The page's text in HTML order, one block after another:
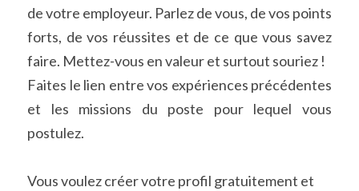
de votre employeur. Parlez de vous, de vos points
forts, de vos réussites et de ce que vous savez
faire. Mettez-vous en valeur et surtout souriez !
Faites le lien entre vos expériences précédentes
et les missions du poste pour lequel vous
postulez.
Vous voulez créer votre profil gratuitement et